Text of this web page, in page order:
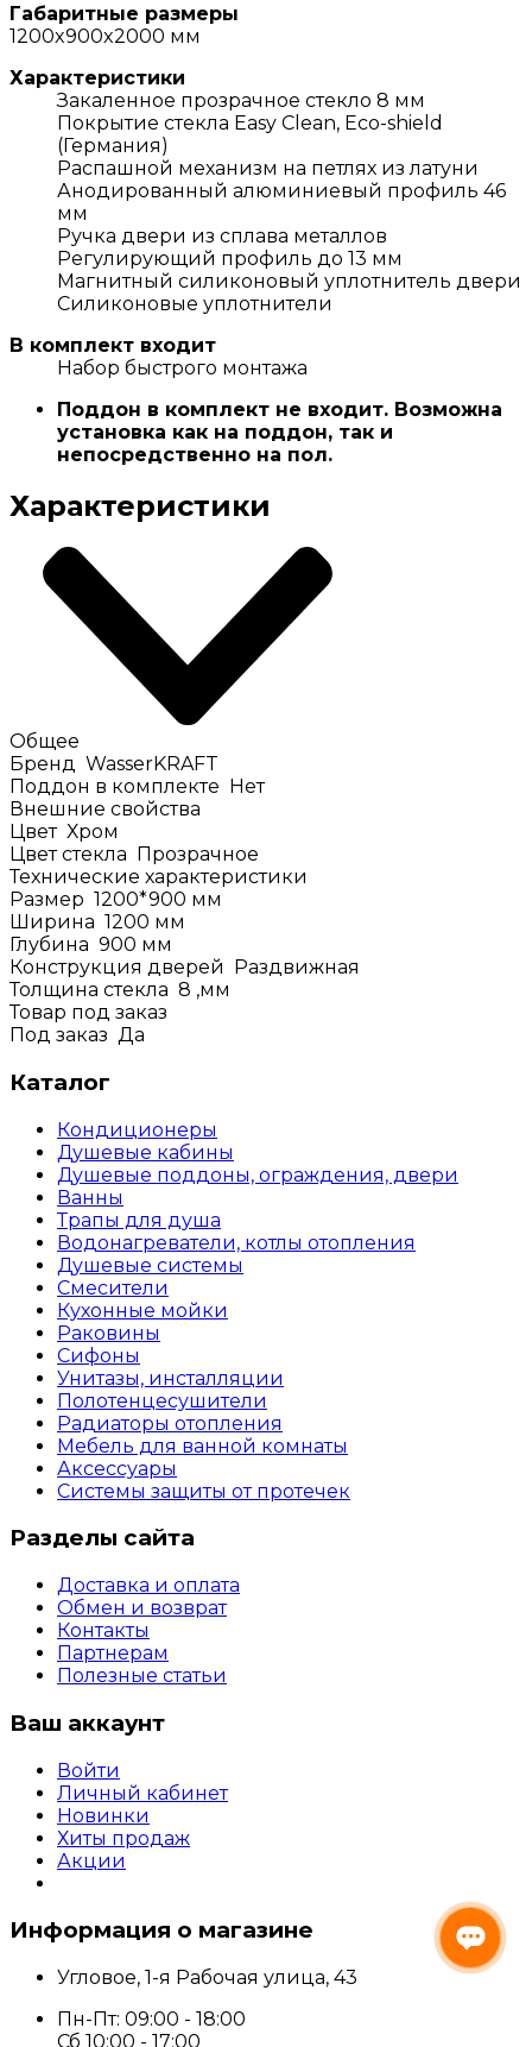
Габаритные размеры
1200x900x2000 мм
Характеристики
Закаленное прозрачное стекло 8 мм
Покрытие стекла Easy Clean, Eco-shield
(Германия)
Распашной механизм на петлях из латуни
Анодированный алюминиевый профиль 46
мм
Ручка двери из сплава металлов
Регулирующий профиль до 13 мм
Магнитный силиконовый уплотнитель двери
Силиконовые уплотнители
В комплект входит
Набор быстрого монтажа
Поддон в комплект не входит. Возможна
установка как на поддон, так и
непосредственно на пол.
Характеристики
Общее
Бренд WasserKRAFT
Поддон в комплекте
Нет
Внешние свойства
Цвет Хром
Цвет стекла
Прозрачное
Технические характеристики
Размер 1200*900 мм
Ширина 1200 мм
Глубина 900 мм
Конструкция дверей
Раздвижная
Толщина стекла 8 ,мм
Товар под заказ
Под заказ Да
Каталог
Кондиционеры
Душевые кабины
Душевые поддоны, ограждения, двери
Ванны
Трапы для душа
Водонагреватели, котлы отопления
Душевые системы
Смесители
Кухонные мойки
Раковины
Сифоны
Унитазы, инсталляции
Полотенцесушители
Радиаторы отопления
Мебель для ванной комнаты
Аксессуары
Системы защиты от протечек
Разделы сайта
Доставка и оплата
Обмен и возврат
Контакты
Партнерам
Полезные статьи
Ваш аккаунт
Войти
Личный кабинет
Новинки
Хиты продаж
Акции
Информация о магазине
Угловое, 1-я Рабочая улица, 43
Пн-Пт: 09:00 - 18:00
Сб 10:00 - 17:00